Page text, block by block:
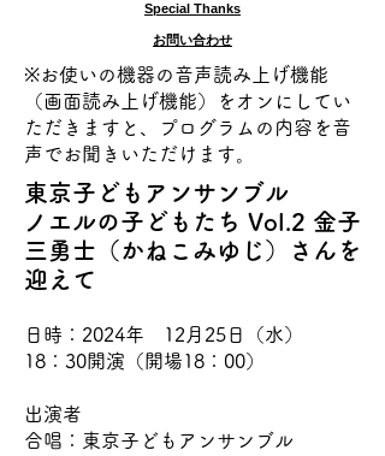
​Special Thanks
​お問い合わせ
※​お使いの機器の音声読み上げ機能
（画面読み上げ機能）をオンにしてい
ただきますと、プログラムの内容を音
声でお聞きいただけます。
​東京子どもアンサンブル
ノエルの子どもたち Vol.2 金子
三勇士（かねこみゆじ）さんを
迎えて
日時：2024年 12月25日（水）
18：30開演（開場18：00）
出演者​
合唱：東京子どもアンサンブル